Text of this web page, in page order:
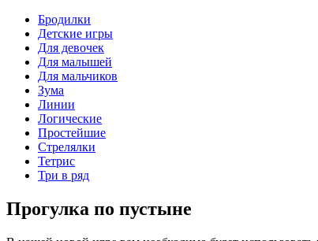
Бродилки
Детские игры
Для девочек
Для малышей
Для мальчиков
Зума
Линии
Логические
Простейшие
Стрелялки
Тетрис
Три в ряд
Прогулка по пустыне